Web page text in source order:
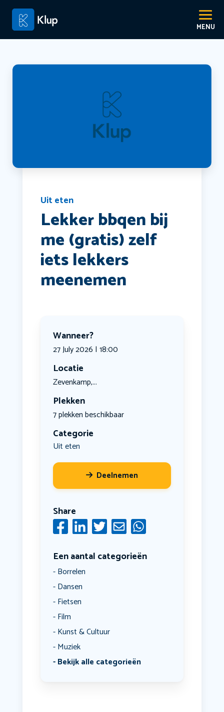
Uit eten
Lekker bbqen bij
me (gratis) zelf
iets lekkers
meenemen
Wanneer?
27 July 2026 | 18:00
Locatie
Zevenkamp,...
Plekken
7 plekken beschikbaar
Categorie
Uit eten
Deelnemen
Share
Een aantal categorieën
Borrelen
Dansen
Fietsen
Film
Kunst & Cultuur
Muziek
Bekijk alle categorieën